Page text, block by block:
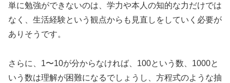
単に勉強ができないのは、学力や本人の知的な力だけでは
なく、生活経験という観点からも見直しをしていく必要が
ありそうです。
さらに、1〜10が分からなければ、100という数、1000と
いう数は理解が困難になるでしょうし、方程式のような抽